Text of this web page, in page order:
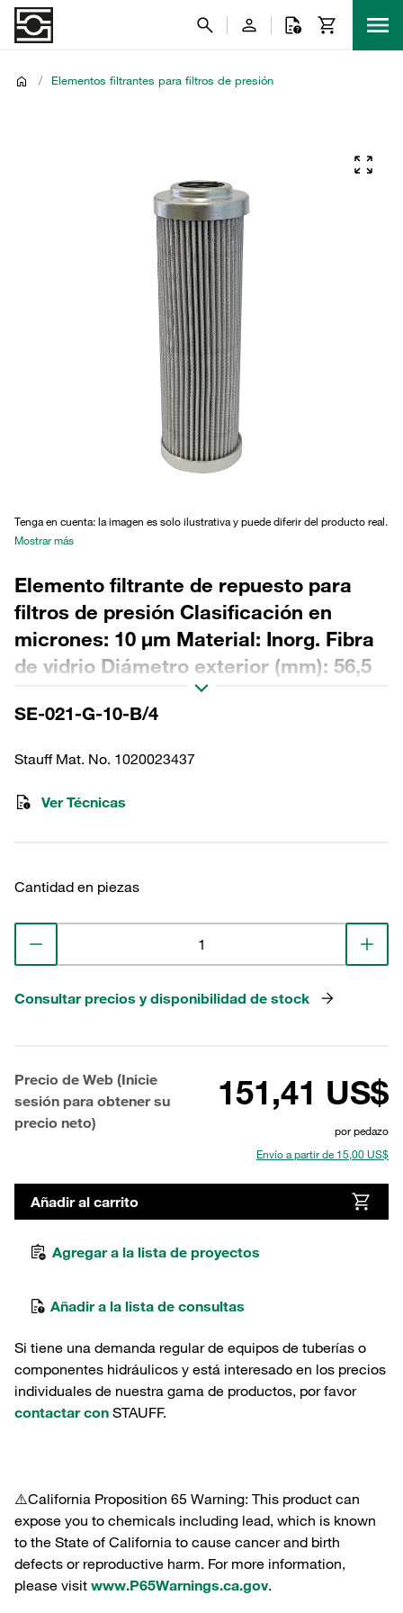
/ Elementos filtrantes para filtros de presión
Tenga en cuenta: la imagen es solo ilustrativa y puede diferir del producto real.
Mostrar más
Elemento filtrante de repuesto para
filtros de presión Clasificación en
micrones: 10 µm Material: Inorg. Fibra
de vidrio Diámetro exterior (mm): 56,5
Diámetro interior (mm): 25,7 Longitud
(mm): 170 Sellado: NBR, relación β
SE-021-G-10-B/4
Stauff Mat. No. 1020023437
Ver Técnicas
Cantidad en piezas
Consultar precios y disponibilidad de stock
Precio de Web (Inicie
sesión para obtener su
precio neto)
151,41 US$
por pedazo
Envío a partir de 15,00 US$
Añadir al carrito
Agregar a la lista de proyectos
Añadir a la lista de consultas
Si tiene una demanda regular de equipos de tuberías o
componentes hidráulicos y está interesado en los precios
individuales de nuestra gama de productos, por favor
contactar con STAUFF.
⚠️California Proposition 65 Warning: This product can
expose you to chemicals including lead, which is known
to the State of California to cause cancer and birth
defects or reproductive harm. For more information,
please visit www.P65Warnings.ca.gov.